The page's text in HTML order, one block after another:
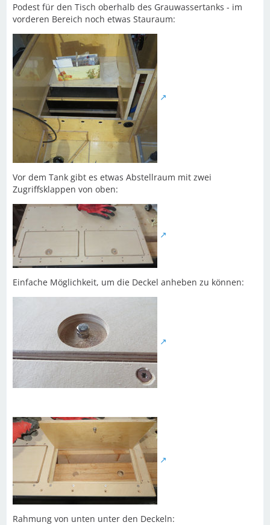
Podest für den Tisch oberhalb des Grauwassertanks - im
vorderen Bereich noch etwas Stauraum:
Vor dem Tank gibt es etwas Abstellraum mit zwei
Zugriffsklappen von oben:
Einfache Möglichkeit, um die Deckel anheben zu können:
Rahmung von unten unter den Deckeln: